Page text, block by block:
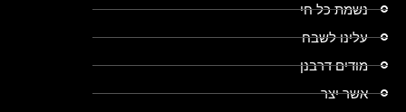
נשמת כל חי
עלינו לשבח
מודים דרבנן
אשר יצר